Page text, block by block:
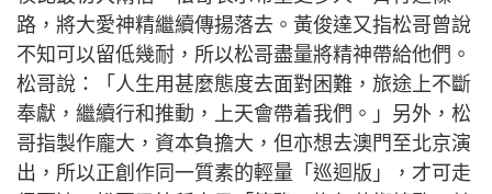
路，將大愛神精繼續傳揚落去。黃俊達又指松哥曾說
不知可以留低幾耐，所以松哥盡量將精神帶給他們。
松哥說：「人生用甚麼態度去面對困難，旅途上不斷
奉獻，繼續行和推動，上天會帶着我們。」另外，松
哥指製作龐大，資本負擔大，但亦想去澳門至北京演
出，所以正創作同一質素的輕量「巡迴版」，才可走